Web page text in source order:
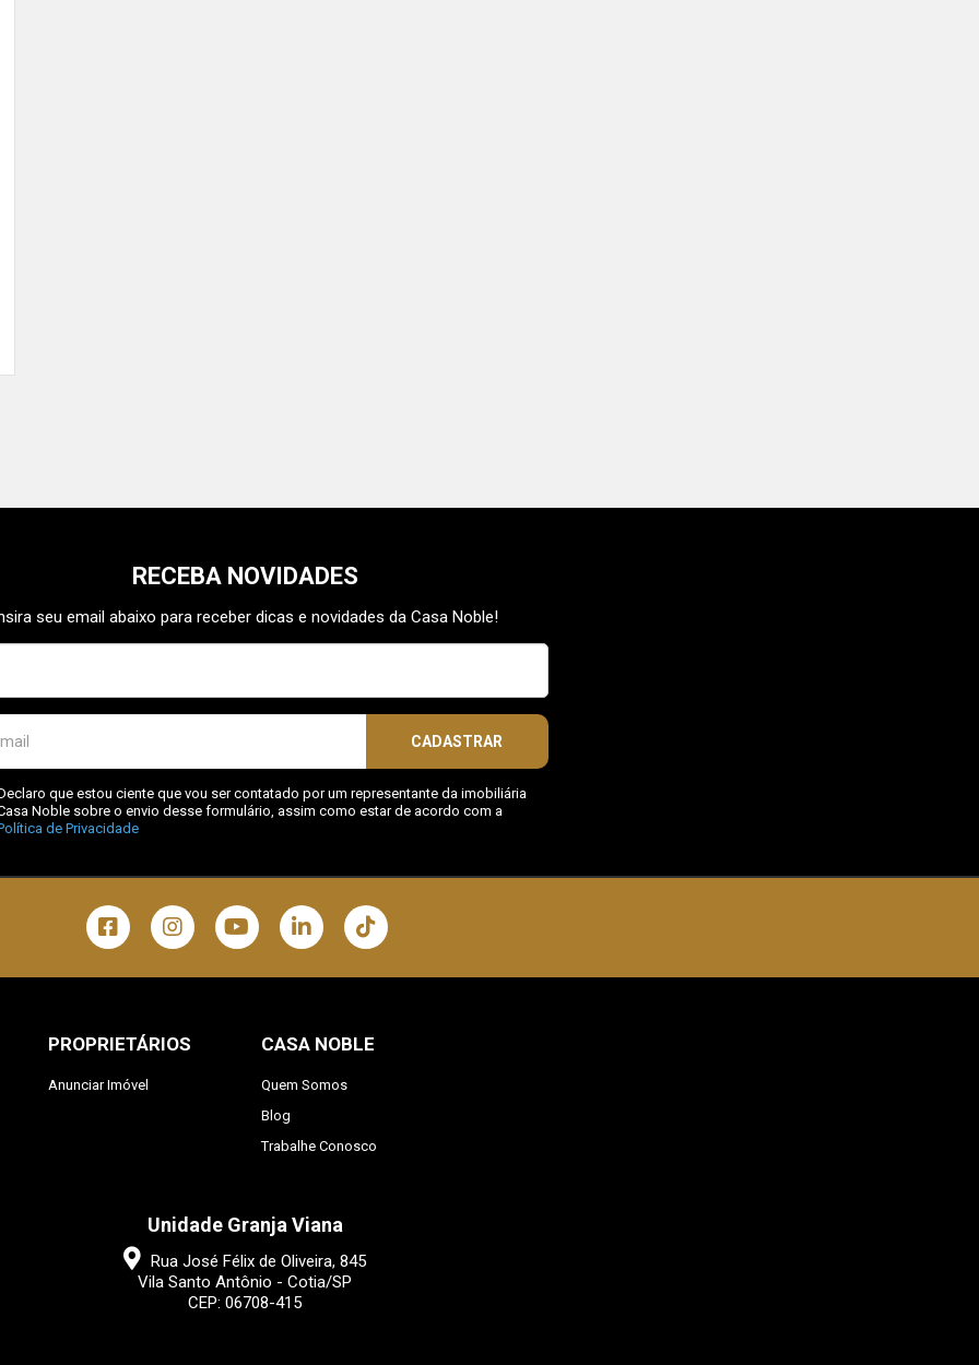
RECEBA NOVIDADES
seu email abaixo para receber dicas e novidades da Casa Noble!
CADASTRAR
que estou ciente que vou ser contatado por um representante da imobiliária
Noble sobre o envio desse formulário, assim como estar de acordo com a
de Privacidade
PROPRIETÁRIOS
Anunciar Imóvel
CASA NOBLE
Quem Somos
Blog
Trabalhe Conosco
Unidade Granja Viana
Rua José Félix de Oliveira, 845
Vila Santo Antônio - Cotia/SP
CEP: 06708-415